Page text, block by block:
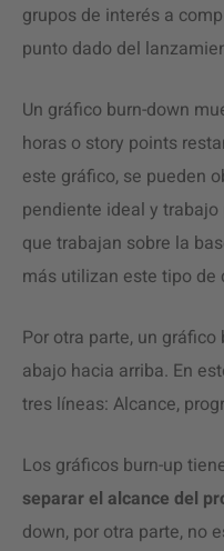
grupos de interés a
punto dado del
Un gráfico burn-down
horas o story points
este gráfico, se pueden
pendiente ideal y
que trabajan sobre la
más utilizan este tipo de
Por otra parte, un
abajo hacia arriba. En
tres líneas: Alcance,
Los gráficos burn-up
separar el alcance del
down, por otra parte, no